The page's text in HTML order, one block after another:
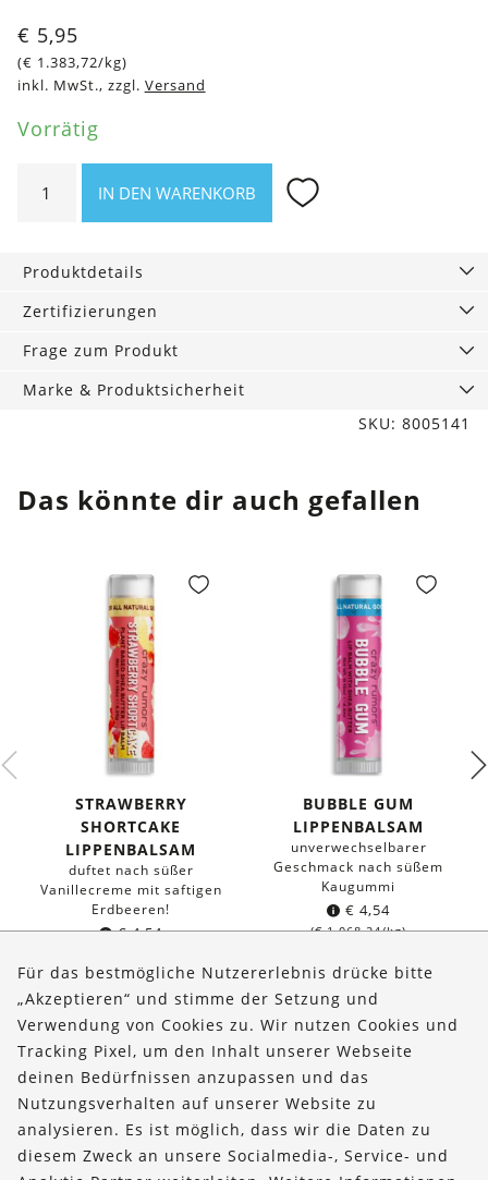
€ 5,95
(€ 1.383,72/kg)
inkl. MwSt., zzgl. Versand
Vorrätig
Night,
besonders
Menge
IN DEN WARENKORB
Produktdetails
Zertifizierungen
Frage zum Produkt
Marke & Produktsicherheit
SKU: 8005141
Das könnte dir auch gefallen
STRAWBERRY
SHORTCAKE
LIPPENBALSAM
duftet nach süßer
Vanillecreme mit saftigen
Erdbeeren!
€4,54
BUBBLE GUM
LIPPENBALSAM
unverwechselbarer
Geschmack nach süßem
Kaugummi
€ 4,54
(€1.068,24/kg)
Über uns
Bestellungen
Kontakt & Hilfe
FOLLOW US
Für das bestmögliche Nutzererlebnis drücke bitte
„Akzeptieren“ und stimme der Setzung und
Verwendung von Cookies zu. Wir nutzen Cookies und
Tracking Pixel, um den Inhalt unserer Webseite
deinen Bedürfnissen anzupassen und das
Nutzungsverhalten auf unserer Website zu
analysieren. Es ist möglich, dass wir die Daten zu
diesem Zweck an unsere Socialmedia-, Service- und